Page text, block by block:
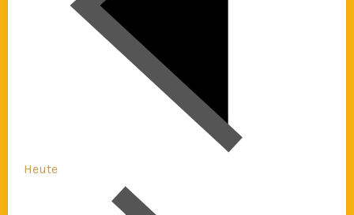
Heute